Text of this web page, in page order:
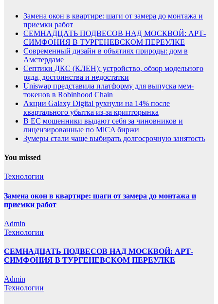
Замена окон в квартире: шаги от замера до монтажа и
приемки работ
СЕМНАДЦАТЬ ПОДВЕСОВ НАД МОСКВОЙ: АРТ-
СИМФОНИЯ В ТУРГЕНЕВСКОМ ПЕРЕУЛКЕ
Современный дизайн в объятиях природы: дом в
Амстердаме
Септики ДКС (КЛЕН): устройство, обзор модельного
ряда, достоинства и недостатки
Uniswap представила платформу для выпуска мем-
токенов в Robinhood Chain
Акции Galaxy Digital рухнули на 14% после
квартального убытка из-за крипторынка
В ЕС мошенники выдают себя за чиновников и
лицензированные по MiCA биржи
Зумеры стали чаще выбирать долгосрочную занятость
You missed
Технологии
Замена окон в квартире: шаги от замера до монтажа и
приемки работ
Admin
Технологии
СЕМНАДЦАТЬ ПОДВЕСОВ НАД МОСКВОЙ: АРТ-
СИМФОНИЯ В ТУРГЕНЕВСКОМ ПЕРЕУЛКЕ
Admin
Технологии